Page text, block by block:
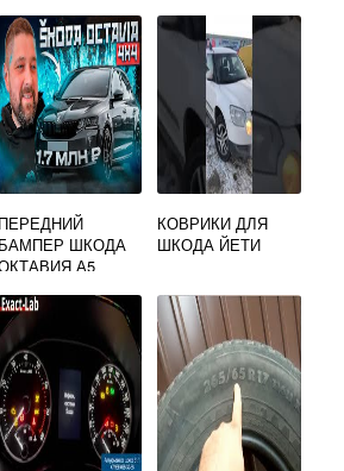
ДИАГНОСТОМ
SKODA OCTAVIA
ПЕРЕДНИЙ
БАМПЕР ШКОДА
А5
КОВРИКИ ДЛЯ
ШКОДА ЙЕТИ